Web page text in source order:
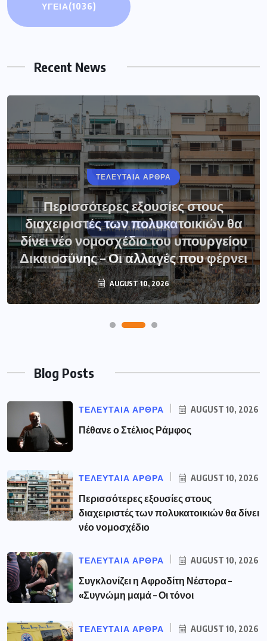
ΥΓΕΙΑ(1036)
Recent News
ΤΕΛΕΥΤΑΙΑ ΑΡΘΡΑ
Περισσότερες εξουσίες στους
διαχειριστές των πολυκατοικιών θα
δίνει νέο νομοσχέδιο του υπουργείου
Δικαιοσύνης – Οι αλλαγές που φέρνει
AUGUST 10, 2026
Blog Posts
ΤΕΛΕΥΤΑΙΑ ΑΡΘΡΑ AUGUST 10, 2026
Πέθανε ο Στέλιος Ράμφος
ΤΕΛΕΥΤΑΙΑ ΑΡΘΡΑ AUGUST 10, 2026
Περισσότερες εξουσίες στους
διαχειριστές των πολυκατοικιών θα δίνει
νέο νομοσχέδιο
ΤΕΛΕΥΤΑΙΑ ΑΡΘΡΑ AUGUST 10, 2026
Συγκλονίζει η Αφροδίτη Νέστορα –
«Συγνώμη μαμά – Οι τόνοι
ΤΕΛΕΥΤΑΙΑ ΑΡΘΡΑ AUGUST 10, 2026